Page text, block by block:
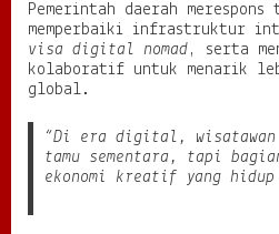
Pemerintah daerah
memperbaiki infrastruktur
visa digital nomad, serta
kolaboratif untuk menarik
global.
“Di era digital, wisatawan
tamu sementara, tapi
ekonomi kreatif yang